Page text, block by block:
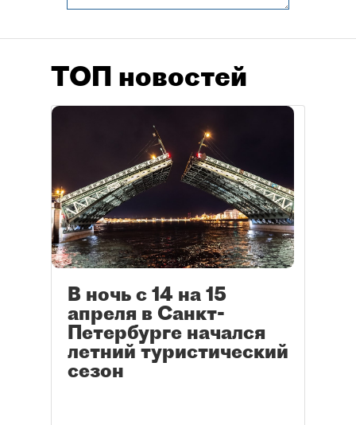
ТОП новостей
В ночь с 14 на 15
апреля в Санкт-
Петербурге начался
летний туристический
сезон